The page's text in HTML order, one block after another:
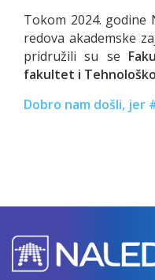
Tokom 2024. godine
redova akademske
pridružili su se
fakultet i
Dobro nam došli, jer